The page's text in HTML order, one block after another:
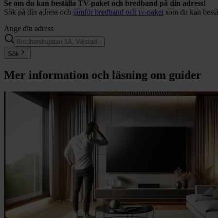
Se om du kan beställa TV-paket och bredband på din adress!
Sök på din adress och jämför bredband och tv-paket som du kan
Ange din adress
Sök
Mer information och läsning om guider